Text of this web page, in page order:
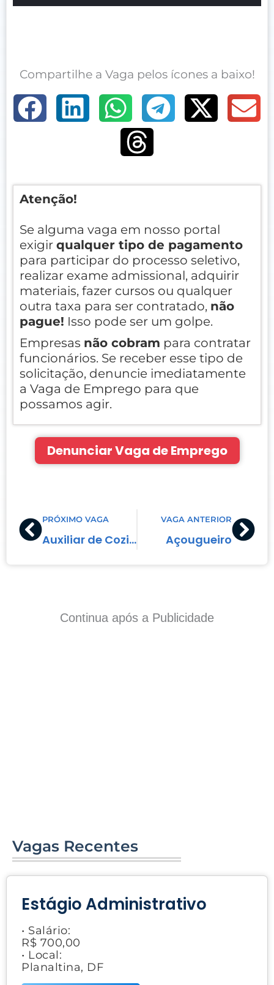
Compartilhe a Vaga pelos ícones a baixo!
Atenção!
Se alguma vaga em nosso portal
exigir qualquer tipo de pagamento
para participar do processo seletivo,
realizar exame admissional, adquirir
materiais, fazer cursos ou qualquer
outra taxa para ser contratado, não
pague! Isso pode ser um golpe.
Empresas não cobram para contratar
funcionários. Se receber esse tipo de
solicitação, denuncie imediatamente
a Vaga de Emprego para que
possamos agir.
Denunciar Vaga de Emprego
Prev
PRÓXIMO VAGA
Auxiliar de Cozinha
VAGA ANTERIOR
Açougueiro
Continua após a Publicidade
Vagas Recentes
Estágio Administrativo
• Salário:
R$ 700,00
• Local:
Planaltina, DF